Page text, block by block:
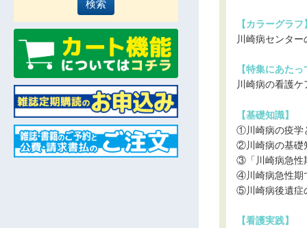
【カラーグラフ
川崎病センタ
【特集にあたっ
川崎病の看護
【基礎知識】
①川崎病の疫学
②川崎病の基礎
③「川崎病急性
④川崎病急性期
⑤川崎病後遺症
【看護実践】